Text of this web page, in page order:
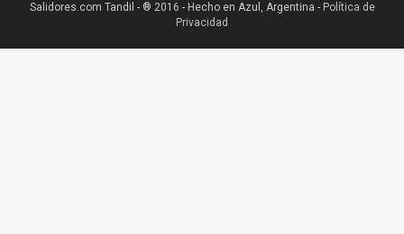
Salidores.com Tandil - ® 2016 - Hecho en Azul, Argentina - Política de
Privacidad